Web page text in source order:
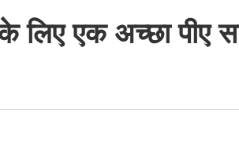
एक अच्छा पीए